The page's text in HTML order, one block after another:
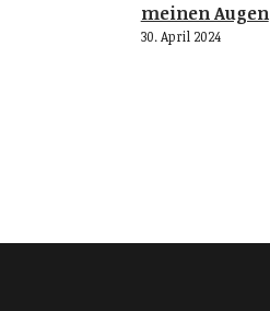
meinen Augen
30. April 2024